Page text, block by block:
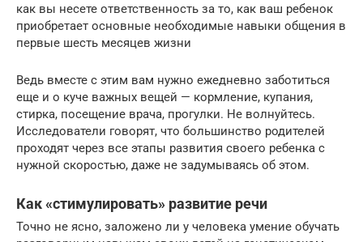
как вы несете ответственность за то, как ваш ребенок
приобретает основные необходимые навыки общения в
первые шесть месяцев жизни
Ведь вместе с этим вам нужно ежедневно заботиться
еще и о куче важных вещей — кормление, купания,
стирка, посещение врача, прогулки. Не волнуйтесь.
Исследователи говорят, что большинство родителей
проходят через все этапы развития своего ребенка с
нужной скоростью, даже не задумываясь об этом.
Как «стимулировать» развитие речи
Точно не ясно, заложено ли у человека умение обучать